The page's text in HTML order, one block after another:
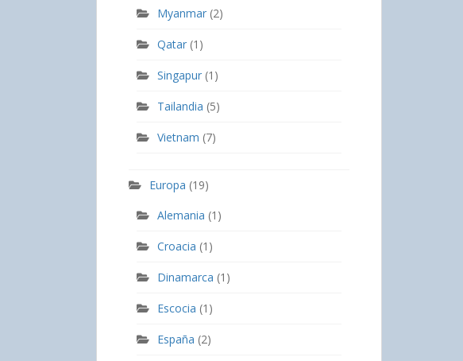
Myanmar (2)
Qatar (1)
Singapur (1)
Tailandia (5)
Vietnam (7)
Europa (19)
Alemania (1)
Croacia (1)
Dinamarca (1)
Escocia (1)
España (2)